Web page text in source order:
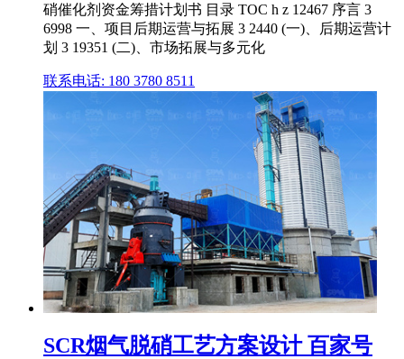
硝催化剂资金筹措计划书 目录 TOC h z 12467 序言 3
6998 一、项目后期运营与拓展 3 2440 (一)、后期运营计
划 3 19351 (二)、市场拓展与多元化
联系电话: 180 3780 8511
SCR烟气脱硝工艺方案设计 百家号